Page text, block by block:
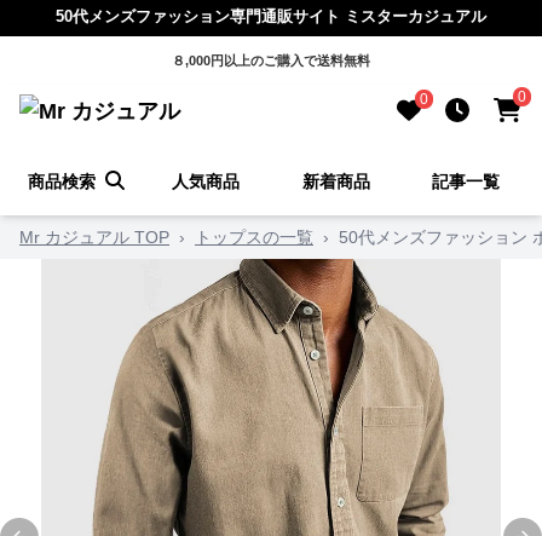
50代メンズファッション専門通販サイト ミスターカジュアル
８,000円以上のご購入で送料無料
0 0
商品検索 人気商品 新着商品 記事一覧
Mr カジュアル TOP › トップスの一覧 › 50代メンズファッション